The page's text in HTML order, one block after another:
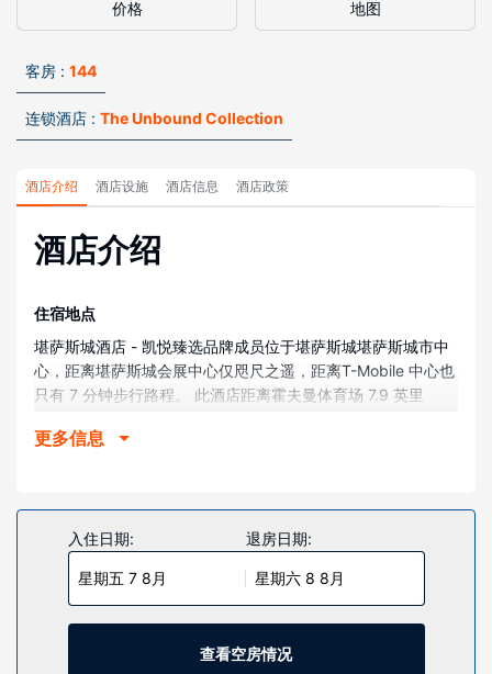
价格 地图
客房 : 144
连锁酒店 : The Unbound Collection
酒店介绍 酒店设施 酒店信息 酒店政策
酒店介绍
住宿地点
堪萨斯城酒店 - 凯悦臻选品牌成员位于堪萨斯城堪萨斯城市中
心，距离堪萨斯城会展中心仅咫尺之遥，距离T-Mobile 中心也
只有 7 分钟步行路程。 此酒店距离霍夫曼体育场 7.9 英里
里）。
有 144 间空调客房提供迷你吧和液晶电视；您定能在旅途中找
到家的舒适。提供免费无线网络，方便您与朋友保持联系。浴
室提供浴缸或淋浴，配有大花洒淋浴喷头和名牌洗护用品。便
利设施包括保险箱和书桌。
您可充分利用24 小时健身中心等度假设施，此外还有免费
更多信息
入住日期:
星期五 7 8月
退房日期:
星期六 8 8月
查看空房情况